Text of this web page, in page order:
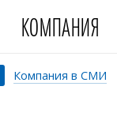
КОМПАНИЯ
Компания в СМИ